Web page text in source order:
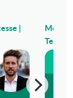
|
Mehr
Teil 2 –